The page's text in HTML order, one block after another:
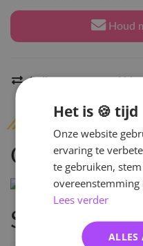
Houd
Indien op voorraad
Specificaties
Het is 🍪 tijd
Onze website
ervaring te
te gebruiken,
overeenstemming
Lees verder
ALLES